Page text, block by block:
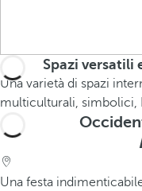
Spazi versatili
Una varietà di spazi
multiculturali, simbolici,
Una festa